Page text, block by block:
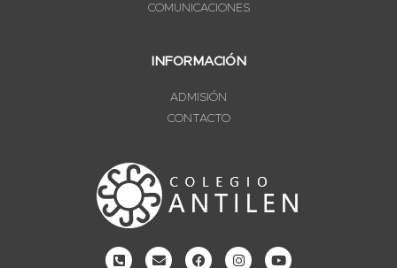
COMUNICACIONES
INFORMACIÓN
ADMISIÓN
CONTACTO